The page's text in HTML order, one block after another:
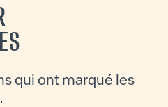
qui ont marqué les